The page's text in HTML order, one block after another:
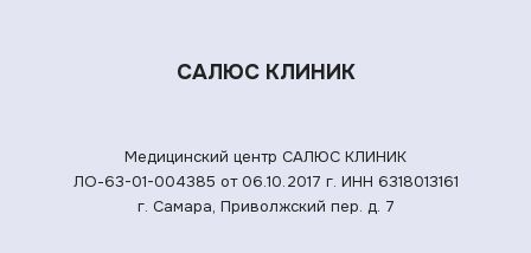
САЛЮС КЛИНИК
Медицинский центр САЛЮС КЛИНИК
ЛО-63-01-004385 от 06.10.2017 г. ИНН 6318013161
г. Самара, Приволжский пер. д. 7